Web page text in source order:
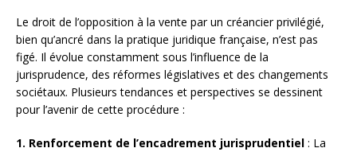
Le droit de l’opposition à la vente par un créancier privilégié,
bien qu’ancré dans la pratique juridique française, n’est pas
figé. Il évolue constamment sous l’influence de la
jurisprudence, des réformes législatives et des changements
sociétaux. Plusieurs tendances et perspectives se dessinent
pour l’avenir de cette procédure :
1. Renforcement de l’encadrement jurisprudentiel : La